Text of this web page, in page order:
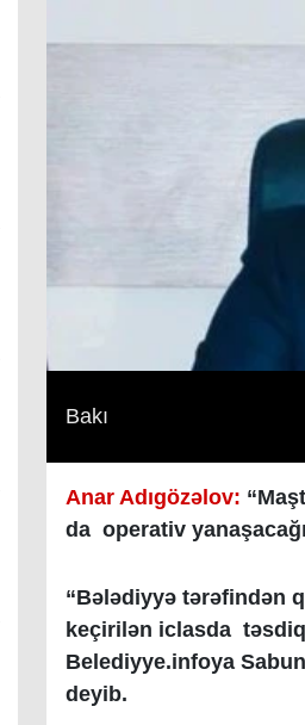
Bakı
Anar Adıgözəlov: “
da operativ
“Bələdiyyə tərəfindən
keçirilən iclasda
Belediyye.infoya
deyib.